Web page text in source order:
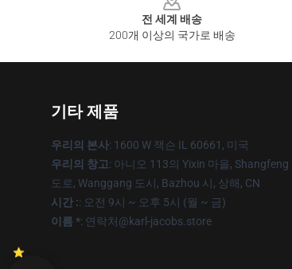
전 세계 배송
200개 이상의 국가로 배송
기타 제품
우리의 본사: 1600 W 잭슨 IL 60661, 미국
우리의 창고: 아니오 113의 Yixin 마을, Shangfeng
도로, Wanggang 도시, Bazhou 시, 상해, CN
시간 :: 오전 9시 ~ 오후 5시 (월 ~ 금)
이름 *: 연락처@karl-jacobs.store